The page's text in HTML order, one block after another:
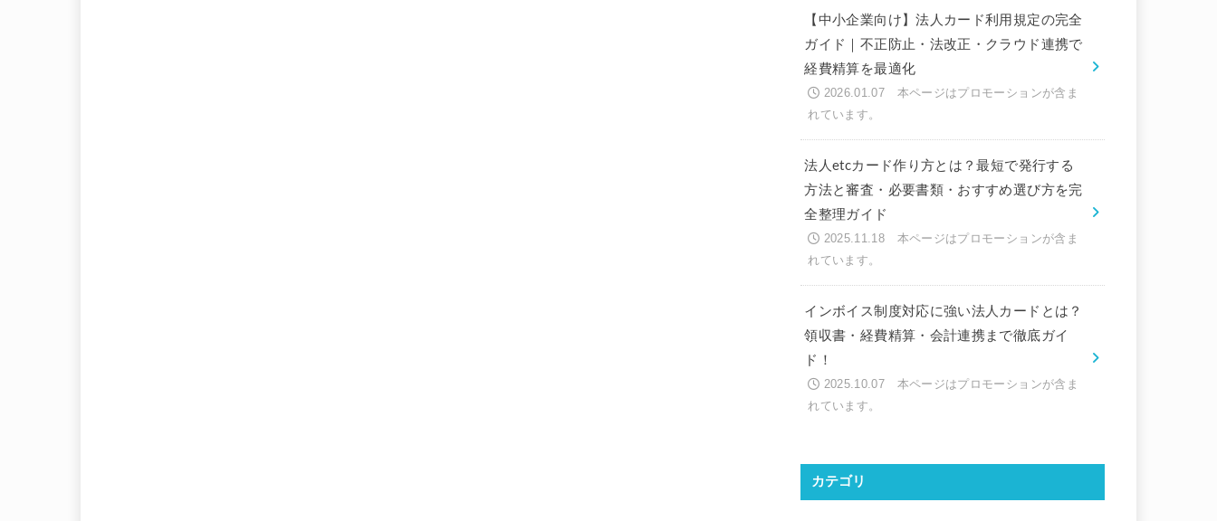
【中小企業向け】法人カード利用規定の完全
ガイド｜不正防止・法改正・クラウド連携で
経費精算を最適化
2026.01.07
法人etcカード作り方とは？最短で発行する
方法と審査・必要書類・おすすめ選び方を完
全整理ガイド
2025.11.18
インボイス制度対応に強い法人カードとは？
領収書・経費精算・会計連携まで徹底ガイ
ド！
2025.10.07
カテゴリ